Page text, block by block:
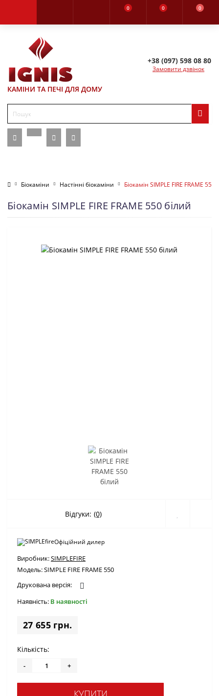
0 0 0
КАМІНИ ТА ПЕЧІ ДЛЯ ДОМУ
+38 (097) 598 08 80
Замовити дзвінок
Біокаміни Настінні біокаміни Біокамін SIMPLE FIRE FRAME 550
Біокамін SIMPLE FIRE FRAME 550 білий
Відгуки: (0)
Виробник:SIMPLEFIRE
Модель:SIMPLE FIRE FRAME 550
Друкована версія:
Наявність: В наявності
27 655 грн.
Офіційний дилер
Кількість:
- +
КУПИТИ